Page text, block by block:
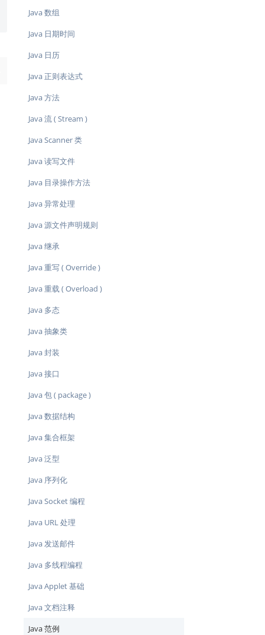
Java 数组
Java 日期时间
Java 日历
Java 正则表达式
Java 方法
Java 流 ( Stream )
Java Scanner 类
Java 读写文件
Java 目录操作方法
Java 异常处理
Java 源文件声明规则
Java 继承
Java 重写 ( Override )
Java 重载 ( Overload )
Java 多态
Java 抽象类
Java 封装
Java 接口
Java 包 ( package )
Java 数据结构
Java 集合框架
Java 泛型
Java 序列化
Java Socket 编程
Java URL 处理
Java 发送邮件
Java 多线程编程
Java Applet 基础
Java 文档注释
Java 范例